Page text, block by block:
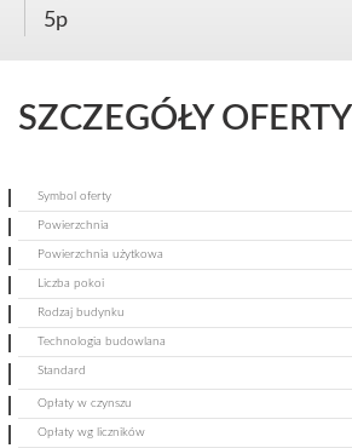
5p
SZCZEGÓŁY OFERTY
Symbol oferty
Powierzchnia
Powierzchnia użytkowa
Liczba pokoi
Rodzaj budynku
Technologia budowlana
Standard
Opłaty w czynszu
Opłaty wg liczników